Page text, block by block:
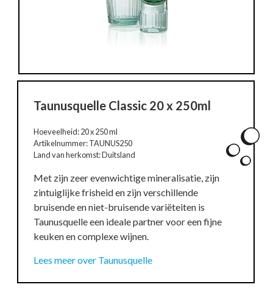
Taunusquelle Classic 20 x 250ml
Hoeveelheid: 20 x 250 ml
Artikelnummer: TAUNUS250
Land van herkomst: Duitsland
Met zijn zeer evenwichtige mineralisatie, zijn
zintuiglijke frisheid en zijn verschillende
bruisende en niet-bruisende variëteiten is
Taunusquelle een ideale partner voor een fijne
keuken en complexe wijnen.
Lees meer over Taunusquelle